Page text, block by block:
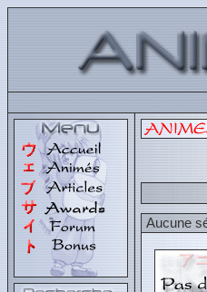
Aucune